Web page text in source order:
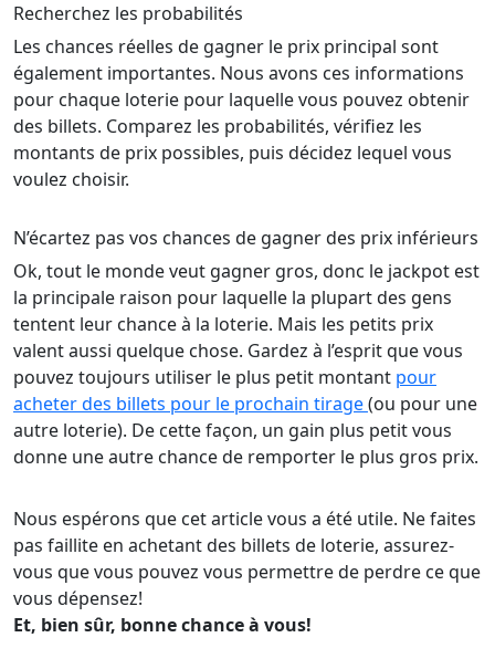
Recherchez les probabilités
Les chances réelles de gagner le prix principal sont
également importantes. Nous avons ces informations
pour chaque loterie pour laquelle vous pouvez obtenir
des billets. Comparez les probabilités, vérifiez les
montants de prix possibles, puis décidez lequel vous
voulez choisir.
N’écartez pas vos chances de gagner des prix inférieurs
Ok, tout le monde veut gagner gros, donc le jackpot est
la principale raison pour laquelle la plupart des gens
tentent leur chance à la loterie. Mais les petits prix
valent aussi quelque chose. Gardez à l’esprit que vous
pouvez toujours utiliser le plus petit montant pour
acheter des billets pour le prochain tirage(ou pour une
autre loterie). De cette façon, un gain plus petit vous
donne une autre chance de remporter le plus gros prix.
Nous espérons que cet article vous a été utile. Ne faites
pas faillite en achetant des billets de loterie, assurez-
vous que vous pouvez vous permettre de perdre ce que
vous dépensez!
Et, bien sûr, bonne chance à vous!